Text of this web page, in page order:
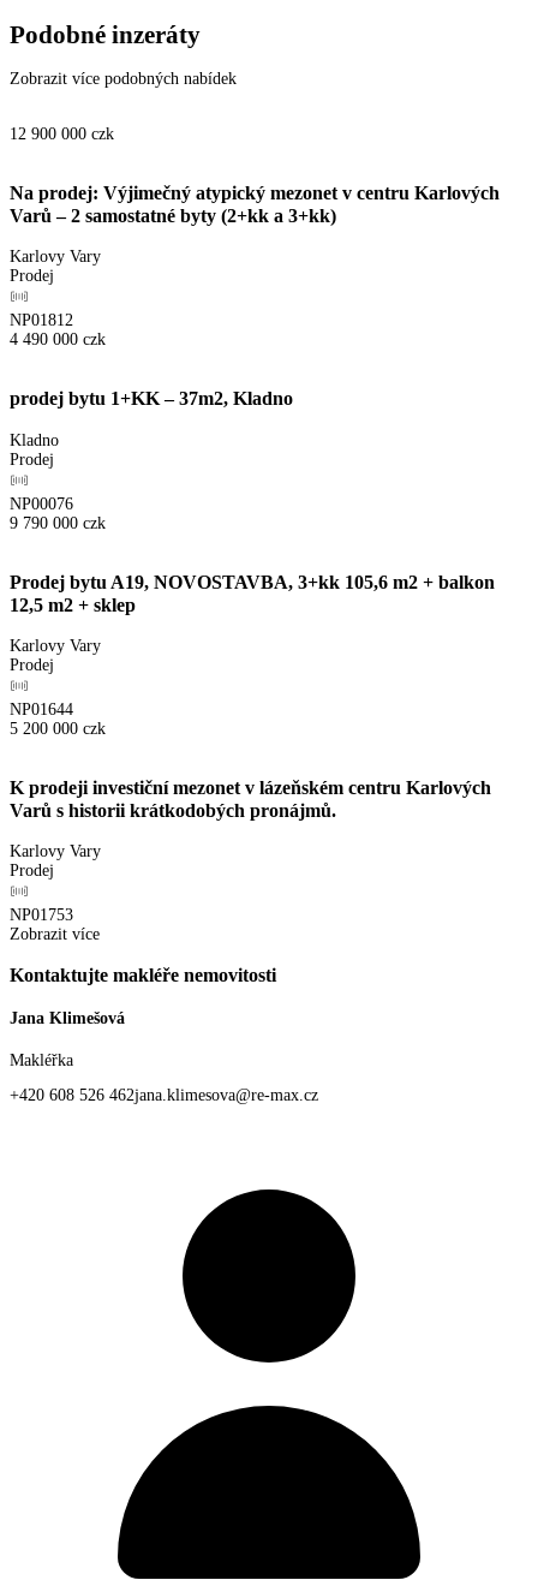
Podobné inzeráty
Zobrazit více podobných nabídek
12 900 000 czk
Na prodej: Výjimečný atypický mezonet v centru Karlových
Varů – 2 samostatné byty (2+kk a 3+kk)
Karlovy Vary
Prodej
NP01812
4 490 000 czk
prodej bytu 1+KK – 37m2, Kladno
Kladno
Prodej
NP00076
9 790 000 czk
Prodej bytu A19, NOVOSTAVBA, 3+kk 105,6 m2 + balkon
12,5 m2 + sklep
Karlovy Vary
Prodej
NP01644
5 200 000 czk
K prodeji investiční mezonet v lázeňském centru Karlových
Varů s historii krátkodobých pronájmů.
Karlovy Vary
Prodej
NP01753
Zobrazit více
Kontaktujte makléře nemovitosti
Jana Klimešová
Makléřka
+420 608 526 462jana.klimesova@re-max.cz